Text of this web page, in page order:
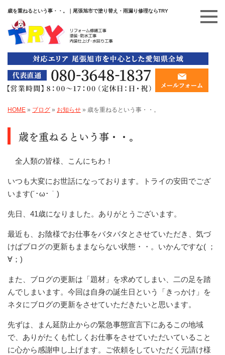
歳を重ねるという事・・。｜尾張旭市で塗り替え・雨漏り修理ならTRY
HOME » ブログ » お知らせ » 歳を重ねるという事・・。
歳を重ねるという事・・。
全人類の皆様、こんにちわ！
いつも大変にお世話になっております。トライの安田でござ
います(´･ω･｀)
先日、41歳になりました。ありがとうございます。
最近も、お陰様でお仕事をバタバタとさせていただき、気づ
けばブログの更新もままならない状態・・。いかんですな( ；
∀；)
また、ブログの更新は「題材」を求めてしまい、二の足を踏
んでしまいます。今回は自身の誕生日という「きっかけ」を
ネタにブログの更新をさせていただきたいと思います。
先ずは、まん延防止からの緊急事態宣言下にあるこの地域
で、ありがたくも忙しくお仕事をさせていただいていること
に心から感謝申し上げます。ご依頼をしていただく元請け様